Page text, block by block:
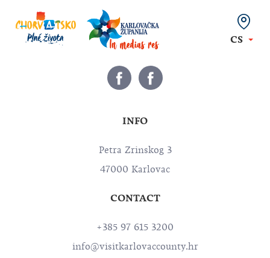
CS
INFO
Petra Zrinskog 3
47000 Karlovac
CONTACT
+385 97 615 3200
info@visitkarlovaccounty.hr